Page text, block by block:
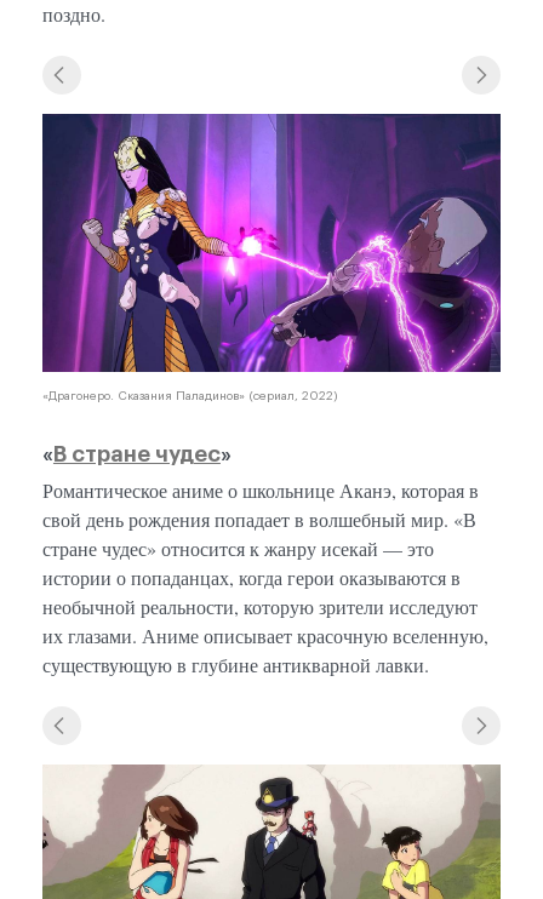
поздно.
«Драгонеро. Сказания Паладинов» (сериал, 2022)
« В стране чудес»
Романтическое аниме о школьнице Аканэ, которая в
свой день рождения попадает в волшебный мир. «В
стране чудес» относится к жанру исекай — это
истории о попаданцах, когда герои оказываются в
необычной реальности, которую зрители исследуют
их глазами. Аниме описывает красочную вселенную,
существующую в глубине антикварной лавки.